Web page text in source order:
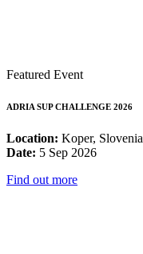
Featured Event
ADRIA SUP CHALLENGE 2026
Location: Koper, Slovenia
Date: 5 Sep 2026
Find out more